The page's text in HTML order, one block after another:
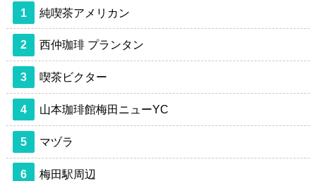
1 純喫茶アメリカン
2 西仲珈琲 プランタン
3 喫茶ビクター
4 山本珈琲館梅田ニューYC
5 マヅラ
6 梅田駅周辺